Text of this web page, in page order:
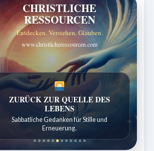
CHRISTLICHE
RESSOURCEN
Entdecken. Verstehen. Glauben.
www.christlicheressourcen.com
SPUREN DER SCHÖPFUNG
Entdeckungen aus der Natur.